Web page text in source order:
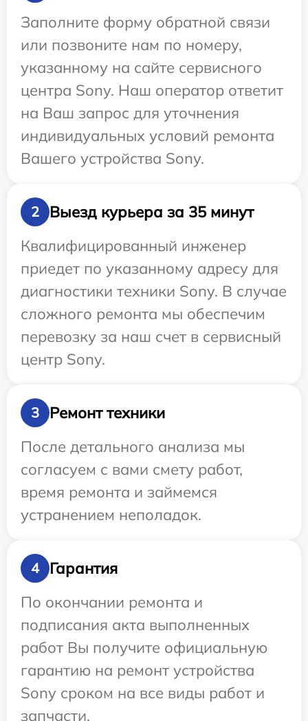
Заполните форму обратной связи
или позвоните нам по номеру,
указанному на сайте сервисного
центра Sony. Наш оператор ответит
на Ваш запрос для уточнения
индивидуальных условий ремонта
Вашего устройства Sony.
2
Выезд курьера за 35 минут
Квалифицированный инженер
приедет по указанному адресу для
диагностики техники Sony. В случае
сложного ремонта мы обеспечим
перевозку за наш счет в сервисный
центр Sony.
3
Ремонт техники
После детального анализа мы
согласуем с вами смету работ,
время ремонта и займемся
устранением неполадок.
4
Гарантия
По окончании ремонта и
подписания акта выполненных
работ Вы получите официальную
гарантию на ремонт устройства
Sony сроком на все виды работ и
запчасти.